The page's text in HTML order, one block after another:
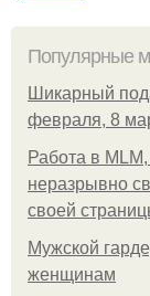
Популярные
Шикарный
февраля, 8
Работа в
неразрывно
своей
Мужской
женщинам